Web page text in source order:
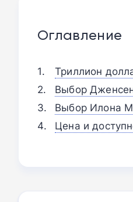
Оглавление
Триллион
Выбор
Выбор Илона
Цена и